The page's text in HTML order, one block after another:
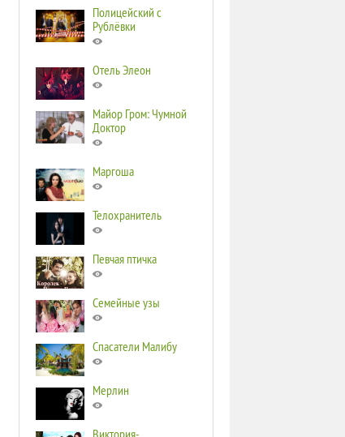
Полицейский с
Рублёвки
Отель Элеон
Майор Гром: Чумной
Доктор
Маргоша
Телохранитель
Певчая птичка
Семейные узы
Спасатели Малибу
Мерлин
Виктория-